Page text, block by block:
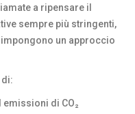
a ripensare il
sempre più stringenti,
impongono un approccio
di CO₂